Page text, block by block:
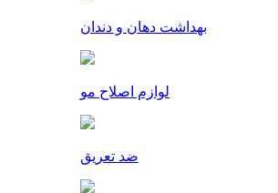
بهداشت دهان و دندان
لوازم اصلاح مو
ضد تعریق